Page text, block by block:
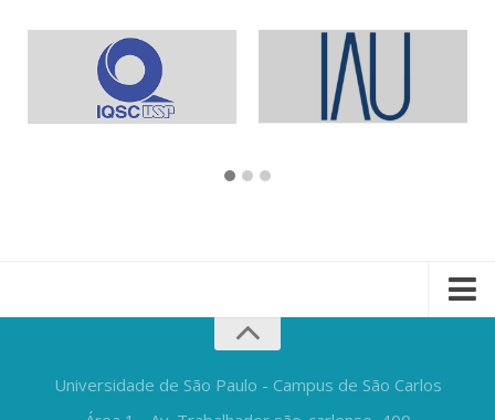
Universidade de São Paulo - Campus de São Carlos